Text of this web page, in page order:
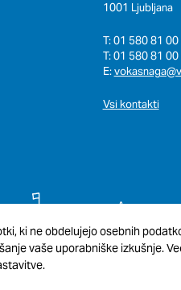
1001 Ljubljana
T: 01 580 81
T: 01 580 81 00
E:
Vsi kontakti
ki ne obdelujejo osebnih
vaše uporabniške izkušnje.